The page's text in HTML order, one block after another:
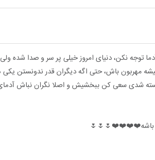
توجه نکن، دنیای امروز خیلی پر سر و صدا شده
مهربون باش، حتی اگه دیگران قدر ندونستن
شدی سعی کن ببخشیش و اصلا نگران نباش آدمای
باشه❤️❤️❤️❤️🌷🌷🌷